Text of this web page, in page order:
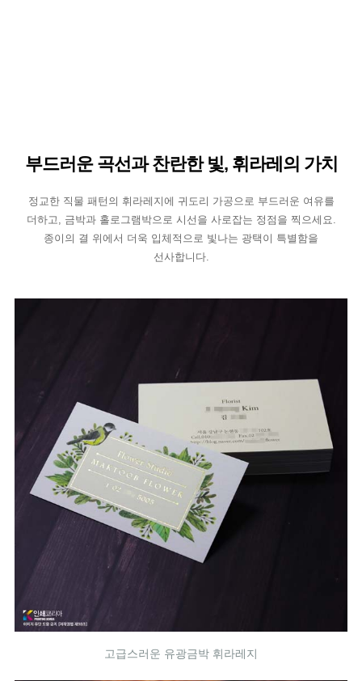
부드러운 곡선과 찬란한 빛, 휘라레의 가치
정교한 직물 패턴의 휘라레지에 귀도리 가공으로 부드러운 여유를
더하고, 금박과 홀로그램박으로 시선을 사로잡는 정점을 찍으세요.
종이의 결 위에서 더욱 입체적으로 빛나는 광택이 특별함을
선사합니다.
고급스러운 유광금박 휘라레지